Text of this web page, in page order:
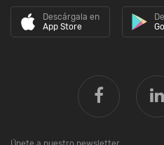
Descárgala en
App Store